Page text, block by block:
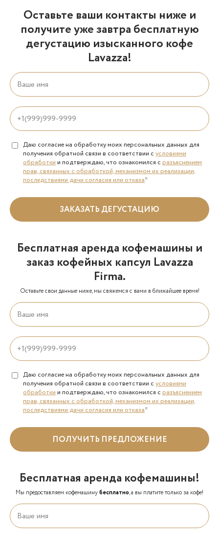
Оставьте ваши контакты ниже и
получите уже завтра бесплатную
дегустацию изысканного кофе
Lavazza!
Даю согласие на обработку моих персональных данных для
получения обратной связи в соответствии с условиями
обработкии подтверждаю, что ознакомился с разъяснением
прав, связанных с обработкой, механизмом их реализации,
последствиями дачи согласия или отказа*
ЗАКАЗАТЬ ДЕГУСТАЦИЮ
Бесплатная аренда кофемашины и
заказ кофейных капсул Lavazza
Firma.
Оставьте свои данные ниже, мы свяжемся с вами в ближайшее время!
Даю согласие на обработку моих персональных данных для
получения обратной связи в соответствии с условиями
обработкии подтверждаю, что ознакомился с разъяснением
прав, связанных с обработкой, механизмом их реализации,
последствиями дачи согласия или отказа*
ПОЛУЧИТЬ ПРЕДЛОЖЕНИЕ
Бесплатная аренда кофемашины!
Мы предоставляем кофемашинубесплатно, а вы платите только за кофе!